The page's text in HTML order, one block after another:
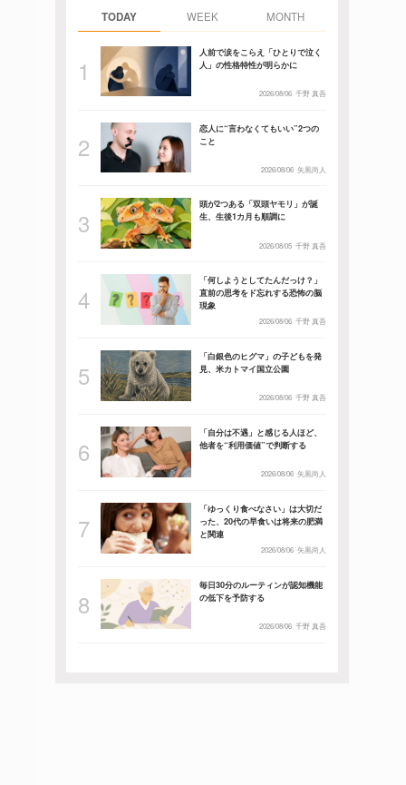
TODAY WEEK MONTH
人前で涙をこらえ「ひとりで泣く
人」の性格特性が明らかに
2026/08/06 千野 真吾
恋人に“言わなくてもいい”2つの
こと
2026/08/06 矢黒尚人
頭が2つある「双頭ヤモリ」が誕
生、生後1カ月も順調に
2026/08/05 千野 真吾
「何しようとしてたんだっけ？」
直前の思考をド忘れする恐怖の脳
現象
2026/08/06 千野 真吾
「白銀色のヒグマ」の子どもを発
見、米カトマイ国立公園
2026/08/06 千野 真吾
「自分は不遇」と感じる人ほど、
他者を“利用価値”で判断する
2026/08/06 矢黒尚人
「ゆっくり食べなさい」は大切だ
った、20代の早食いは将来の肥満
と関連
2026/08/06 矢黒尚人
毎日30分のルーティンが認知機能
の低下を予防する
2026/08/06 千野 真吾